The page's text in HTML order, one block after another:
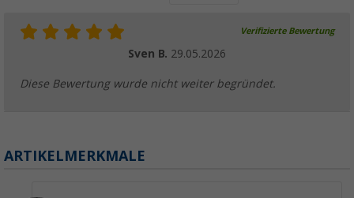
Verifizierte Bewertung
Sven B. 29.05.2026
Diese Bewertung wurde nicht weiter begründet.
ARTIKELMERKMALE